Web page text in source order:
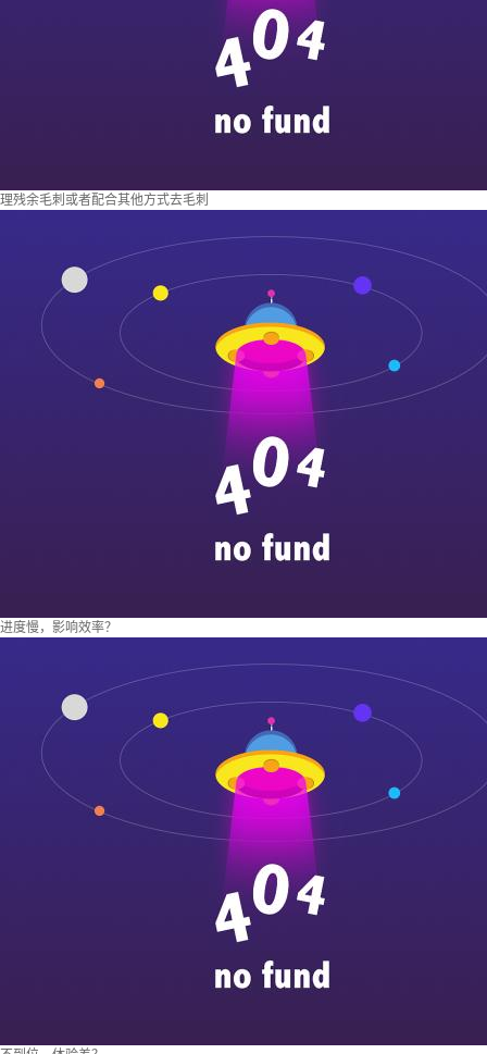
理残余毛刺或者配合其他方式去毛刺
进度慢，影响效率？